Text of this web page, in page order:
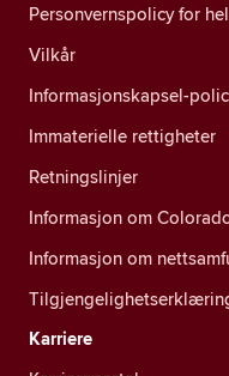
Personvernspolicy for
Vilkår
Informasjonskapsel-
Immaterielle rettigheter
Retningslinjer
Informasjon om
Informasjon om
Karriere